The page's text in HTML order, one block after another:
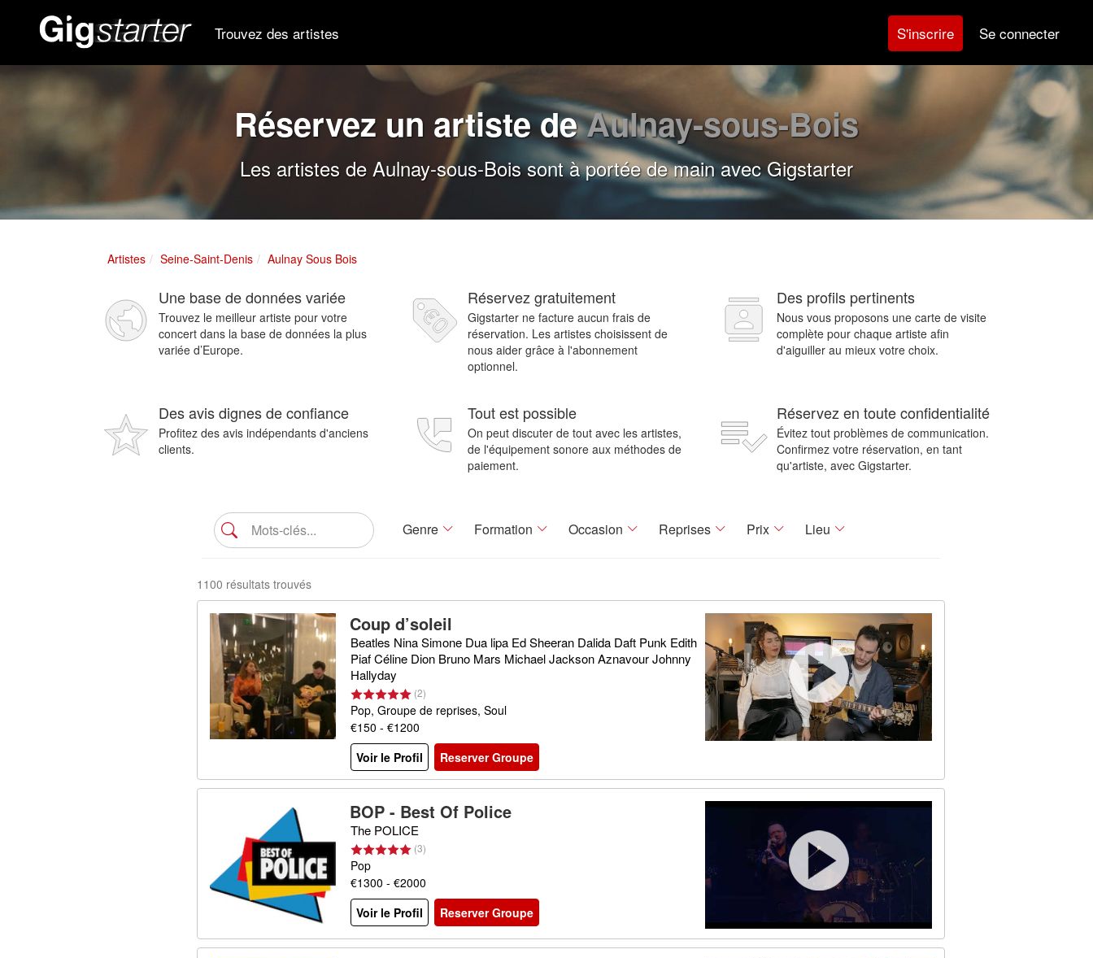
Trouvez des artistes S'inscrire Se connecter
Réservez un artiste deAulnay-sous-Bois
Les artistes de Aulnay-sous-Bois sont à portée de main avec Gigstarter
Artistes Seine-Saint-Denis Aulnay Sous Bois
Une base de données variée
Trouvez le meilleur artiste pour votre
concert dans la base de données la plus
variée d’Europe.
Réservez gratuitement
Gigstarter ne facture aucun frais de
réservation. Les artistes choisissent de
nous aider grâce à l'abonnement
optionnel.
Des profils pertinents
Nous vous proposons une carte de visite
complète pour chaque artiste afin
d'aiguiller au mieux votre choix.
Des avis dignes de confiance
Profitez des avis indépendants d'anciens
clients.
Tout est possible
On peut discuter de tout avec les artistes,
de l'équipement sonore aux méthodes de
paiement.
Réservez en toute confidentialité
Évitez tout problèmes de communication.
Confirmez votre réservation, en tant
qu'artiste, avec Gigstarter.
Genre Formation Occasion Reprises Prix Lieu
1100 résultats trouvés
Coup d’soleil
Beatles Nina Simone Dua lipa Ed Sheeran Dalida Daft Punk Edith
Piaf Céline Dion Bruno Mars Michael Jackson Aznavour Johnny
Hallyday
(2)
Pop, Groupe de reprises, Soul
€150 - €1200
Voir le Profil
Reserver Groupe
BOP - Best Of Police
The POLICE
(3)
Pop
€1300 - €2000
Voir le Profil
Reserver Groupe